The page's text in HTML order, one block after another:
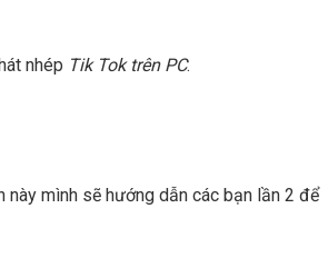
nhép Tik Tok trên PC.
mình sẽ hướng dẫn các bạn lần 2 để